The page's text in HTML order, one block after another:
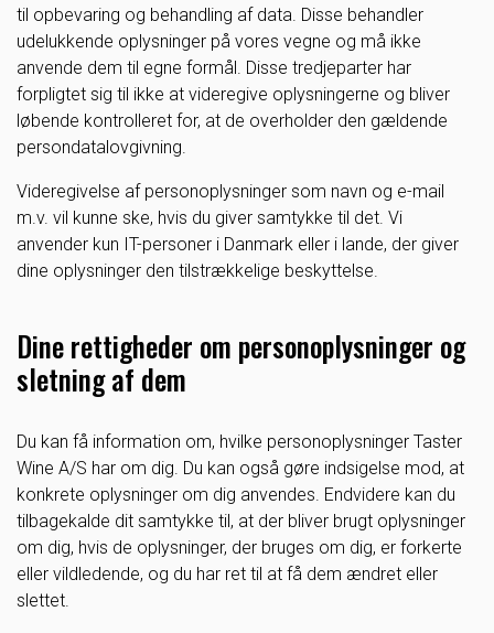
til opbevaring og behandling af data. Disse behandler
udelukkende oplysninger på vores vegne og må ikke
anvende dem til egne formål. Disse tredjeparter har
forpligtet sig til ikke at videregive oplysningerne og bliver
løbende kontrolleret for, at de overholder den gældende
persondatalovgivning.
Videregivelse af personoplysninger som navn og e-mail
m.v. vil kunne ske, hvis du giver samtykke til det. Vi
anvender kun IT-personer i Danmark eller i lande, der giver
dine oplysninger den tilstrækkelige beskyttelse.
Dine rettigheder om personoplysninger og
sletning af dem
Du kan få information om, hvilke personoplysninger Taster
Wine A/S har om dig. Du kan også gøre indsigelse mod, at
konkrete oplysninger om dig anvendes. Endvidere kan du
tilbagekalde dit samtykke til, at der bliver brugt oplysninger
om dig, hvis de oplysninger, der bruges om dig, er forkerte
eller vildledende, og du har ret til at få dem ændret eller
slettet.